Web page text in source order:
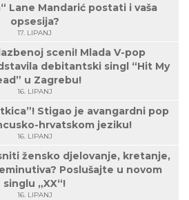
Lane Mandarić postati i vaša
opsesija?
17. LIPANJ
sceni! Mlada V-pop
debitantski singl “Hit My
u Zagrebu!
16. LIPANJ
Stigao je avangardni pop
hrvatskom jeziku!
16. LIPANJ
žensko djelovanje, kretanje,
Poslušajte u novom
singlu „XX“!
16. LIPANJ